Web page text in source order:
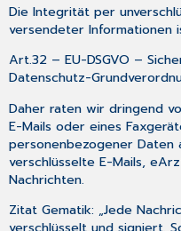
Die
MOVIESTAR-
Highlights
auf
Blick
Die Integrität per
versendeter Informationen
Art.32 – EU-DSGVO –
Datenschutz-
Daher raten wir dringend
E-Mails oder eines
personenbezogener Daten
verschlüsselte E-Mails,
Nachrichten.
Zitat Gematik: „Jede